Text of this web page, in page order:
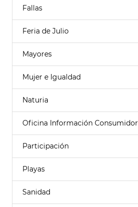
Fallas
Feria de Julio
Mayores
Mujer e Igualdad
Naturia
Oficina Información Consumidor
Participación
Playas
Sanidad